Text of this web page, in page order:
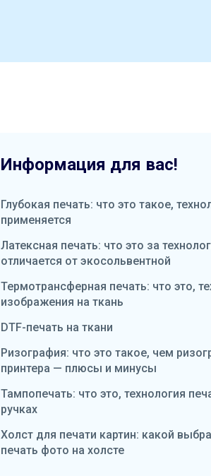
Информация для вас!
Глубокая печать: что это такое,
применяется
Латексная печать: что это за
отличается от экосольвентной
Термотрансферная печать: что это,
изображения на ткань
DTF-печать на ткани
Ризография: что это такое, чем
принтера — плюсы и минусы
Тампопечать: что это, технология
ручках
Холст для печати картин: какой
печать фото на холсте